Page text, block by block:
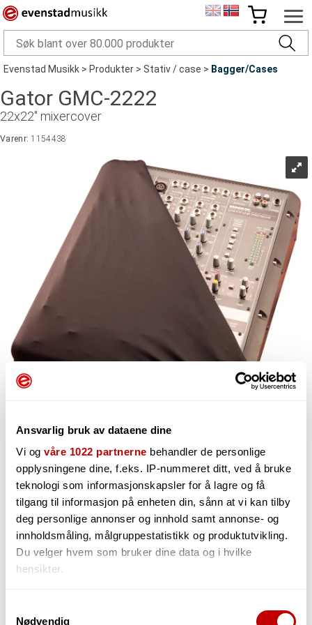
Ansvarlig bruk av dataene dine
Vi og våre 1022 partnerne behandler de personlige
opplysningene dine, f.eks. IP-nummeret ditt, ved å bruke
teknologi som informasjonskapsler for å lagre og få
tilgang til informasjon på enheten din, sånn at vi kan tilby
deg personlige annonser og innhold samt annonse- og
innholdsmåling, målgruppestatistikk og produktutvikling.
Du velger hvem som bruker dine data og i hvilke
hensikter.
Innhente informasjon om den geografiske
Nødvendig
Evenstad Musikk>Produkter>Stativ / case> Bagger/Cases
Gator GMC-2222
22x22" mixercover
Varenr:1154438
144,-
-